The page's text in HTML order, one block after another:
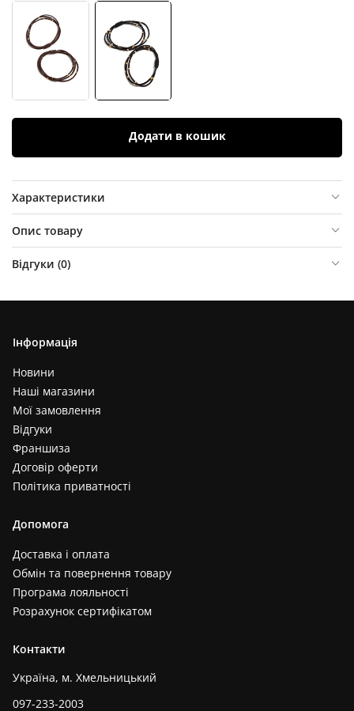
Додати в кошик
Характеристики
Опис товару
Відгуки (0)
Інформація
Новини
Наші магазини
Мої замовлення
Відгуки
Франшиза
Договір оферти
Політика приватності
Допомога
Доставка і оплата
Обмін та повернення товару
Програма лояльності
Розрахунок сертифікатом
Контакти
Україна, м. Хмельницький
097-233-2003